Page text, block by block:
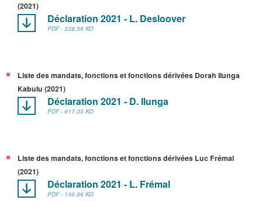
(2021)
Déclaration 2021 - L. Desloover
PDF - 238.56 KO
Liste des mandats, fonctions et fonctions dérivées Dorah Ilunga
Kabulu (2021)
Déclaration 2021 - D. Ilunga
PDF - 617.35 KO
Liste des mandats, fonctions et fonctions dérivées Luc Frémal
(2021)
Déclaration 2021 - L. Frémal
PDF - 140.86 KO